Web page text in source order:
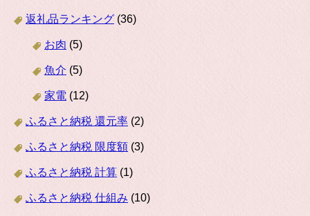
返礼品ランキング (36)
お肉 (5)
魚介 (5)
家電 (12)
ふるさと納税 還元率 (2)
ふるさと納税 限度額 (3)
ふるさと納税 計算 (1)
ふるさと納税 仕組み (10)